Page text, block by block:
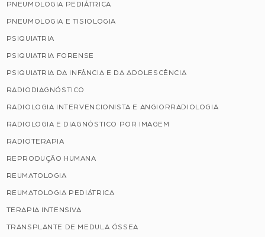
PNEUMOLOGIA PEDIÁTRICA
PNEUMOLOGIA E TISIOLOGIA
PSIQUIATRIA
PSIQUIATRIA FORENSE
PSIQUIATRIA DA INFÂNCIA E DA ADOLESCÊNCIA
RADIODIAGNÓSTICO
RADIOLOGIA INTERVENCIONISTA E ANGIORRADIOLOGIA
RADIOLOGIA E DIAGNÓSTICO POR IMAGEM
RADIOTERAPIA
REPRODUÇÃO HUMANA
REUMATOLOGIA
REUMATOLOGIA PEDIÁTRICA
TERAPIA INTENSIVA
TRANSPLANTE DE MEDULA ÓSSEA